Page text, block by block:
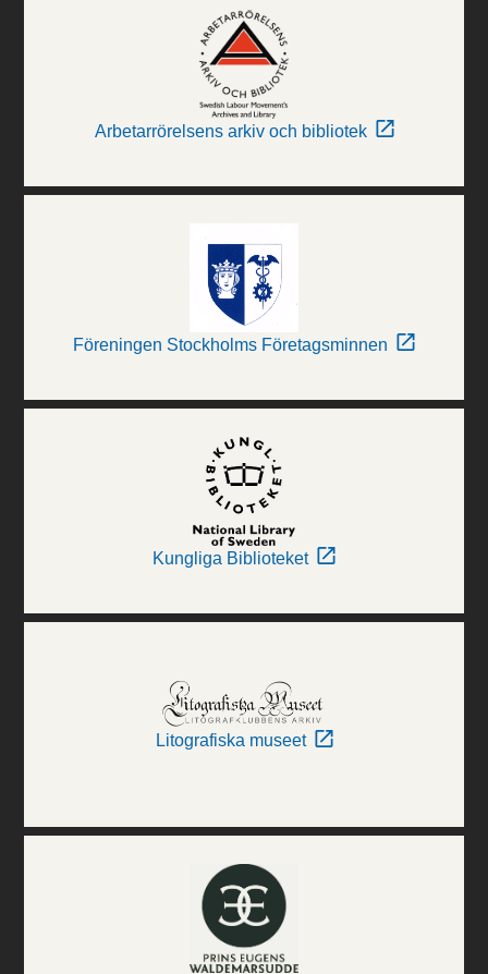
Arbetarrörelsens arkiv och bibliotek
Föreningen Stockholms Företagsminnen
Kungliga Biblioteket
Litografiska museet